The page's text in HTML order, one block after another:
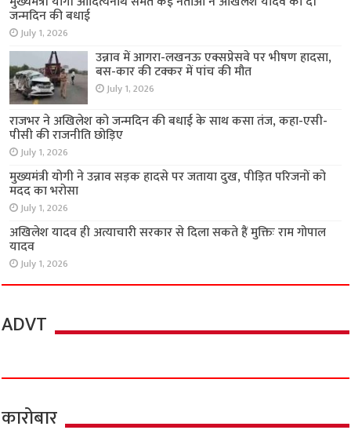
जन्मदिन की बधाई
July 1, 2026
उन्नाव में आगरा-लखनऊ एक्सप्रेसवे पर भीषण हादसा,
बस-कार की टक्कर में पांच की मौत
July 1, 2026
राजभर ने अखिलेश को जन्मदिन की बधाई के साथ कसा तंज, कहा-एसी-
पीसी की राजनीति छोड़िए
July 1, 2026
मुख्यमंत्री योगी ने उन्नाव सड़क हादसे पर जताया दुख, पीड़ित परिजनों को
मदद का भरोसा
July 1, 2026
अखिलेश यादव ही अत्याचारी सरकार से दिला सकते हैं मुक्तिः राम गोपाल
यादव
July 1, 2026
ADVT
कारोबार